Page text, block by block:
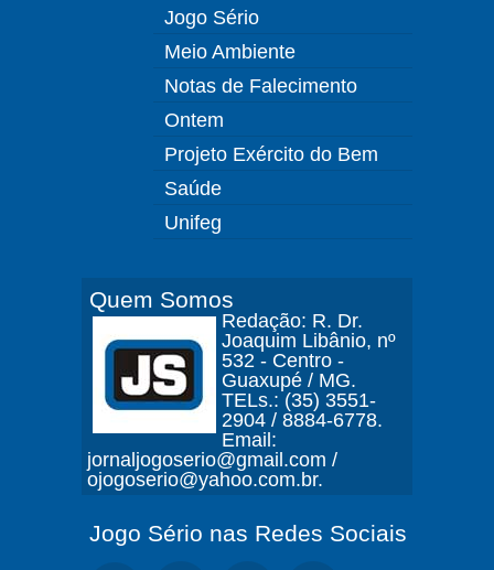
Jogo Sério
Meio Ambiente
Notas de Falecimento
Ontem
Projeto Exército do Bem
Saúde
Unifeg
Quem Somos
Redação: R. Dr.
Joaquim Libânio, nº
532 - Centro -
Guaxupé / MG.
TELs.: (35) 3551-
2904 / 8884-6778.
Email:
jornaljogoserio@gmail.com /
ojogoserio@yahoo.com.br.
Jogo Sério nas Redes Sociais